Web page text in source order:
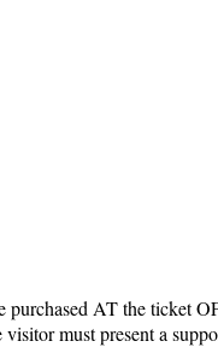
AT the ticket
must present a